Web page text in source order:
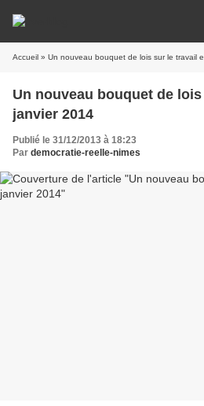
Accueil » Un nouveau bouquet de lois sur le travail
Un nouveau bouquet de
janvier 2014
Publié le 31/12/2013 à 18:23
Par democratie-reelle-nimes